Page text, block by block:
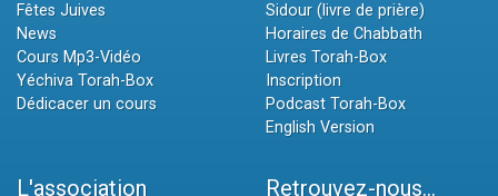
Fêtes Juives
News
Cours Mp3-Vidéo
Yéchiva Torah-Box
Dédicacer un cours
Sidour (livre de prière)
Horaires de Chabbath
Livres Torah-Box
Inscription
Podcast Torah-Box
English Version
L'association Retrouvez-nous...